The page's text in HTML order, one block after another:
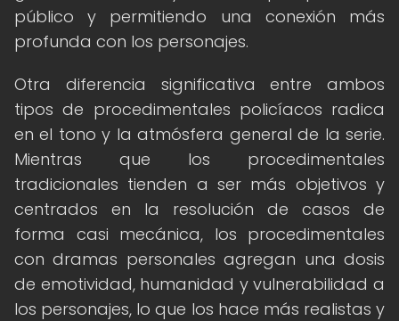
público y permitiendo una conexión más
profunda con los personajes.
Otra diferencia significativa entre ambos
tipos de procedimentales policíacos radica
en el tono y la atmósfera general de la serie.
Mientras que los procedimentales
tradicionales tienden a ser más objetivos y
centrados en la resolución de casos de
forma casi mecánica, los procedimentales
con dramas personales agregan una dosis
de emotividad, humanidad y vulnerabilidad a
los personajes, lo que los hace más realistas y